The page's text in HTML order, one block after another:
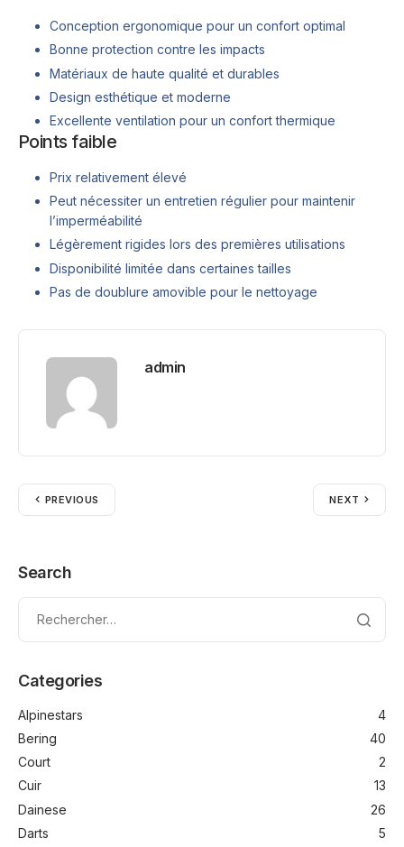
Conception ergonomique pour un confort optimal
Bonne protection contre les impacts
Matériaux de haute qualité et durables
Design esthétique et moderne
Excellente ventilation pour un confort thermique
Points faible
Prix relativement élevé
Peut nécessiter un entretien régulier pour maintenir
l’imperméabilité
Légèrement rigides lors des premières utilisations
Disponibilité limitée dans certaines tailles
Pas de doublure amovible pour le nettoyage
admin
PREVIOUS NEXT
Search
Categories
Alpinestars
4
Bering
40
Court
2
Cuir
13
Dainese
26
Darts
5